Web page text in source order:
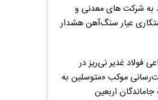
به شرکت های معدنی و
عیار سنگ‌آهن هشدار
فولاد غدیر نی‌ریز در
موکب «متوسلین به
اربعین